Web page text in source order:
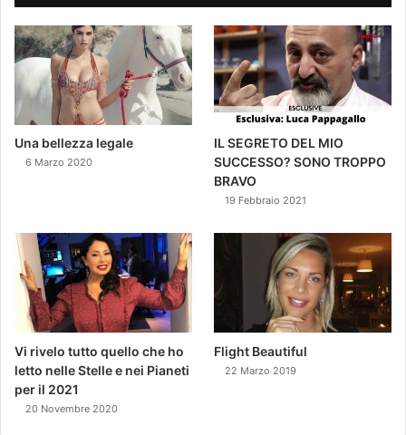
Una bellezza legale
6 Marzo 2020
IL SEGRETO DEL MIO
SUCCESSO? SONO TROPPO
BRAVO
19 Febbraio 2021
Vi rivelo tutto quello che ho
letto nelle Stelle e nei Pianeti
per il 2021
20 Novembre 2020
Flight Beautiful
22 Marzo 2019